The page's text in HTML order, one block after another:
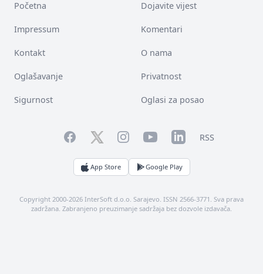
Početna Dojavite vijest
Impressum Komentari
Kontakt O nama
Oglašavanje Privatnost
Sigurnost Oglasi za posao
FacebookTwitterInstagramYouTubeLinkedInRSS
App Store Google Play
Copyright 2000-2026 InterSoft d.o.o. Sarajevo. ISSN 2566-3771. Sva prava
zadržana. Zabranjeno preuzimanje sadržaja bez dozvole izdavača.